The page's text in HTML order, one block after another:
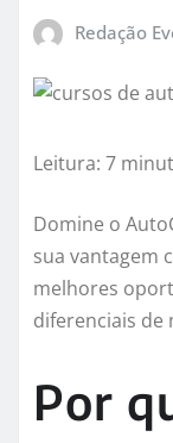
Redação
Leitura: 7
Domine o
sua vantagem
melhores
diferenciais de
Por